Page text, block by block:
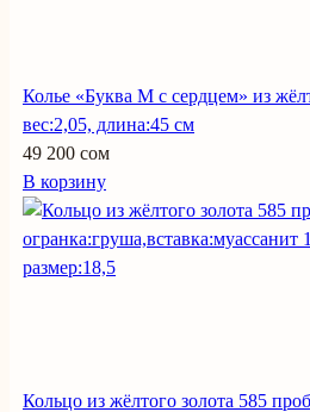
Колье «Буква М с сердцем» из
вес:2,05, длина:45 см
49 200 сом
В корзину
Кольцо из жёлтого золота 585